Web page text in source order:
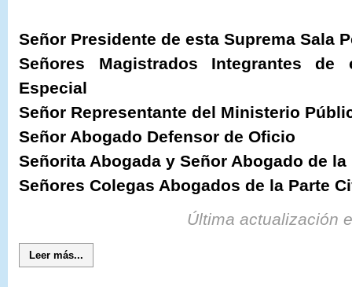
Señor Presidente de esta Suprema Sala
Señores Magistrados Integrantes de
Especial
Señor Representante del Ministerio
Señor Abogado Defensor de Oficio
Señorita Abogada y Señor Abogado de
Señores Colegas Abogados de la Parte
Última actualización
Leer más...